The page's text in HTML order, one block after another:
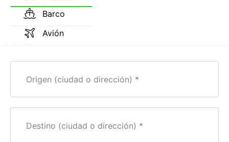
Barco
Avión
Origen (ciudad o dirección)
Destino (ciudad o dirección)